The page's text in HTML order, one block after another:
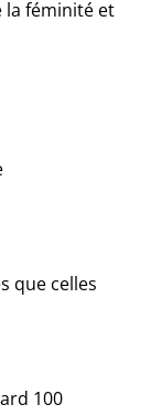
la féminité et
que celles
100